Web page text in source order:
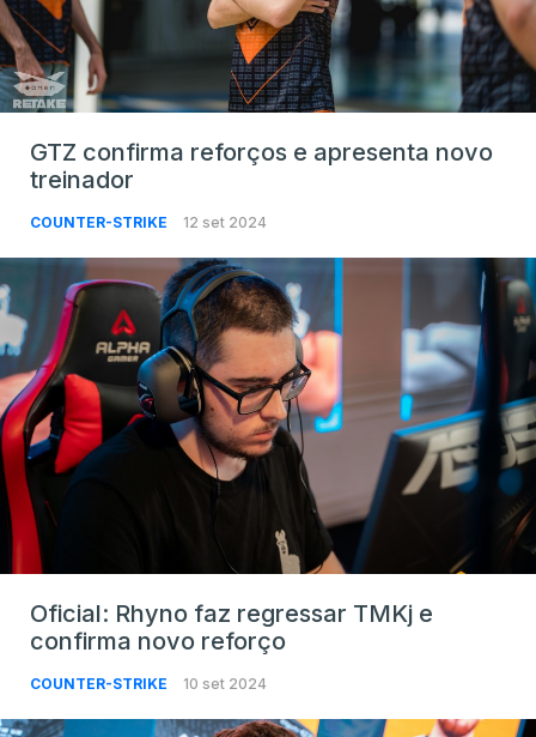
GTZ confirma reforços e apresenta novo
treinador
COUNTER-STRIKE 12 set 2024
Oficial: Rhyno faz regressar TMKj e
confirma novo reforço
COUNTER-STRIKE 10 set 2024